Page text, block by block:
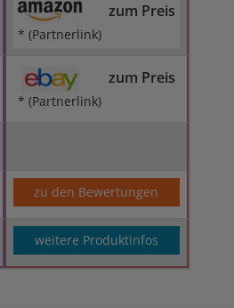
zum Preis
* (Partnerlink)
zum Preis
* (Partnerlink)
zu den Bewertungen
weitere Produktinfos